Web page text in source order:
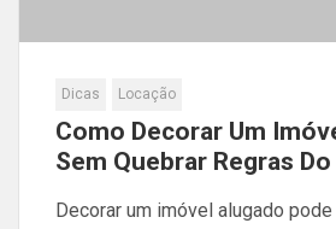
Dicas Locação
Como Decorar Um
Sem Quebrar Regras
Decorar um imóvel alugado